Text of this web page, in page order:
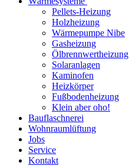
Pellets-Heizung
Holzheizung
Wärmepumpe Nibe
Gasheizung
Ölbrennwertheizung
Solaranlagen
Kaminofen
Heizkörper
Fußbodenheizung
Klein aber oho!
Bauflaschnerei
Wohnraumlüftung
Jobs
Service
Kontakt